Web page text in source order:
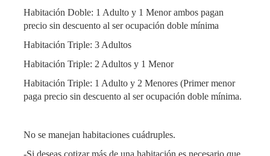
Habitación Doble: 1 Adulto y 1 Menor ambos pagan
precio sin descuento al ser ocupación doble mínima
Habitación Triple: 3 Adultos
Habitación Triple: 2 Adultos y 1 Menor
Habitación Triple: 1 Adulto y 2 Menores (Primer menor
paga precio sin descuento al ser ocupación doble mínima.
No se manejan habitaciones cuádruples.
-Si deseas cotizar más de una habitación es necesario que